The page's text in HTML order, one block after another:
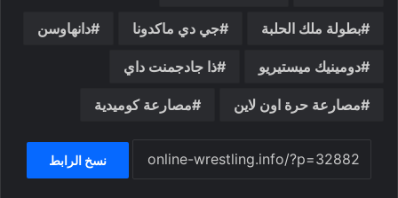
بطولة ملك الحلبة جي دي ماكدونا دانهاوسن
دومينيك ميستيريو ذا جادجمنت داي
مصارعة حرة اون لاين مصارعة كوميدية
نسخ الرابط